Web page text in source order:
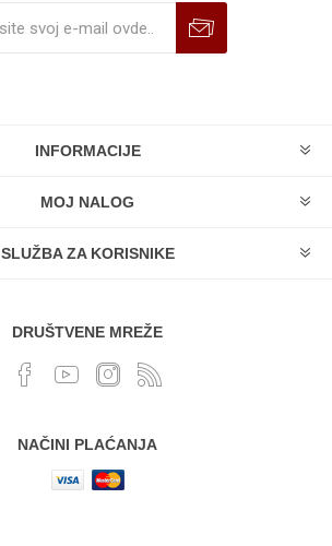
INFORMACIJE
MOJ NALOG
SLUŽBA ZA KORISNIKE
DRUŠTVENE MREŽE
NAČINI PLAĆANJA